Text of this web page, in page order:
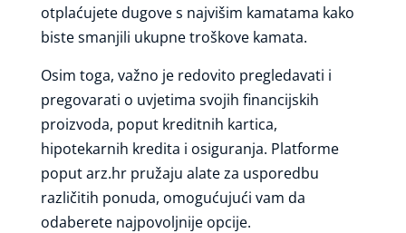
otplaćujete dugove s najvišim kamatama kako
biste smanjili ukupne troškove kamata.
Osim toga, važno je redovito pregledavati i
pregovarati o uvjetima svojih financijskih
proizvoda, poput kreditnih kartica,
hipotekarnih kredita i osiguranja. Platforme
poput arz.hr pružaju alate za usporedbu
različitih ponuda, omogućujući vam da
odaberete najpovoljnije opcije.